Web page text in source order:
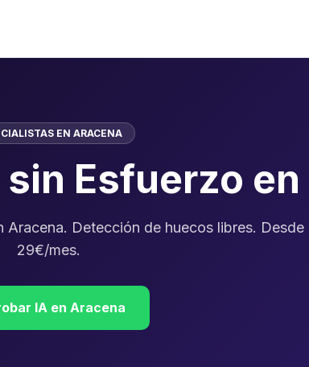
EN ARACENA
Esfuerzo en
Detección de huecos libres. Desde
29€/mes.
IA en Aracena